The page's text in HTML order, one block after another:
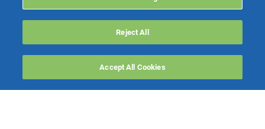
Websolute
Reject All
Accept All Cookies